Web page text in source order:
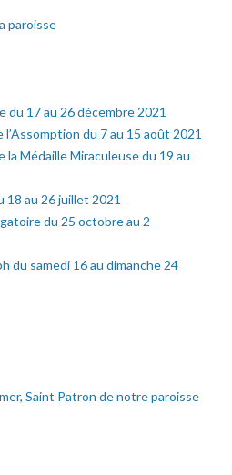
paroisse
du 17 au 26 décembre 2021
du 7 au 15 août 2021
la Médaille Miraculeuse du 19 au
18 au 26 juillet 2021
du 25 octobre au 2
du samedi 16 au dimanche 24
Saint Patron de notre paroisse